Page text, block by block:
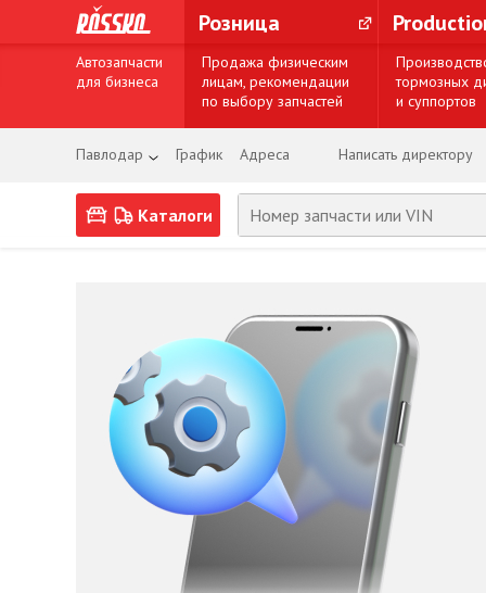
Розница
Автозапчасти
для бизнеса
Продажа физическим
лицам, рекомендации
по выбору запчастей
тормозных
и суппортов
Павлодар График Адреса Написать директору
Каталоги